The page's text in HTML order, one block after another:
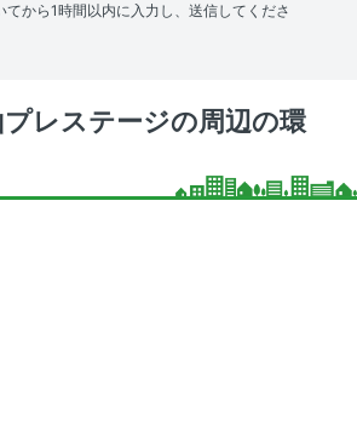
から1時間以内に入力し、送信してくださ
レステージの周辺の環